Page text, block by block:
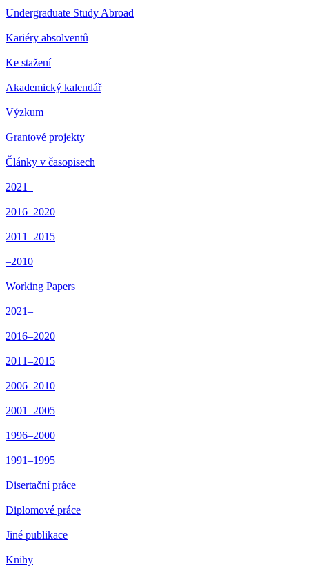
Undergraduate Study Abroad
Kariéry absolventů
Ke stažení
Akademický kalendář
Výzkum
Grantové projekty
Články v časopisech
2021–
2016–2020
2011–2015
–2010
Working Papers
2021–
2016–2020
2011–2015
2006–2010
2001–2005
1996–2000
1991–1995
Disertační práce
Diplomové práce
Jiné publikace
Knihy